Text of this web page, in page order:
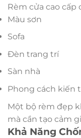
Rèm cửa cao cấp
Màu sơn
Sofa
Đèn trang trí
Sàn nhà
Phong cách kiến
Một bộ rèm đẹp
mà cần tạo cảm
Khả Năng